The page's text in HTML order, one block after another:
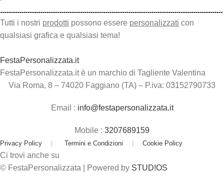
Tutti i nostri prodotti possono essere personalizzati con
qualsiasi grafica e qualsiasi tema!
FestaPersonalizzata.it
FestaPersonalizzata.it è un marchio di Tagliente Valentina
Via Roma, 8 – 74020 Faggiano (TA) – P.iva: 03152790733
Email : info@festapersonalizzata.it
Mobile : 3207689159
Privacy Policy | Termini e Condizioni | Cookie Policy
Ci trovi anche su
© FestaPersonalizzata | Powered by STUD!OS